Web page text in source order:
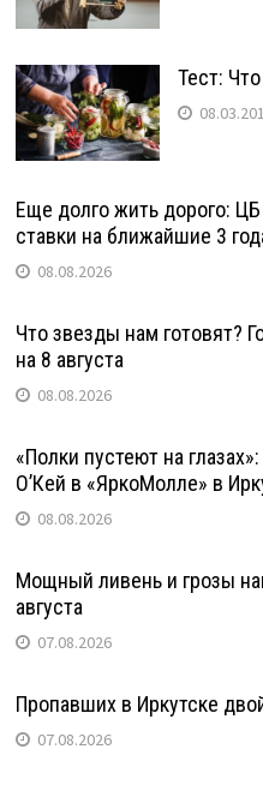
Тест:
Еще долго жить дорого:
ставки на ближайшие 3
08.08.2026
Что звезды нам готовят?
на 8 августа
08.08.2026
«Полки пустеют на
О’Кей в «ЯркоМолле» в
08.08.2026
Мощный ливень и грозы
августа
07.08.2026
Пропавших в Иркутске
07.08.2026